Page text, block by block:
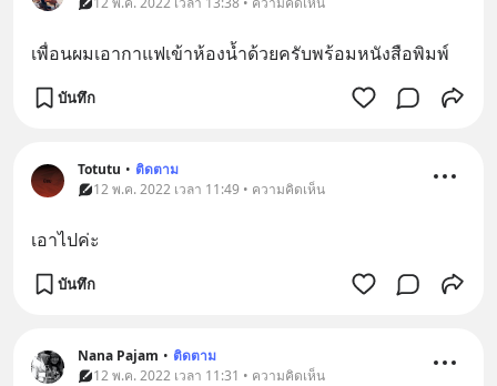
เพื่อนผมเอากาแฟเข้าห้องน้ำด้วยครับพร้อมหนังสือพิมพ์
บันทึก
Totutu • ติดตาม
12 พ.ค. 2022 เวลา 11:49 • ความคิดเห็น
เอาไปค่ะ
บันทึก
Nana Pajam • ติดตาม
12 พ.ค. 2022 เวลา 11:31 • ความคิดเห็น